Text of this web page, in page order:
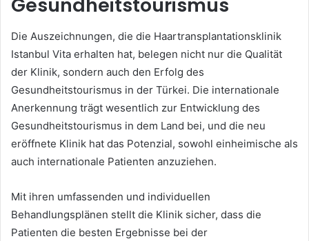
Gesundheitstourismus
Die Auszeichnungen, die die Haartransplantationsklinik
Istanbul Vita erhalten hat, belegen nicht nur die Qualität
der Klinik, sondern auch den Erfolg des
Gesundheitstourismus in der Türkei. Die internationale
Anerkennung trägt wesentlich zur Entwicklung des
Gesundheitstourismus in dem Land bei, und die neu
eröffnete Klinik hat das Potenzial, sowohl einheimische als
auch internationale Patienten anzuziehen.
Mit ihren umfassenden und individuellen
Behandlungsplänen stellt die Klinik sicher, dass die
Patienten die besten Ergebnisse bei der